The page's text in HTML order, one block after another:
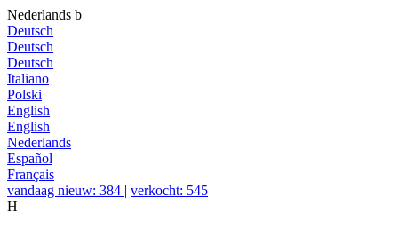
Nederlands b
Deutsch
Deutsch
Deutsch
Italiano
Polski
English
English
Nederlands
Español
Français
vandaag nieuw: 384 | verkocht: 545
H